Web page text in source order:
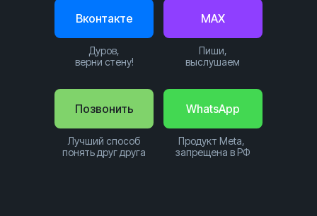
Позвонить
Лучший способ
понять друг друга
WhatsApp
Продукт Meta,
запрещена в РФ
Вконтакте
Дуров,
верни стену!
MAX
Пиши,
выслушаем